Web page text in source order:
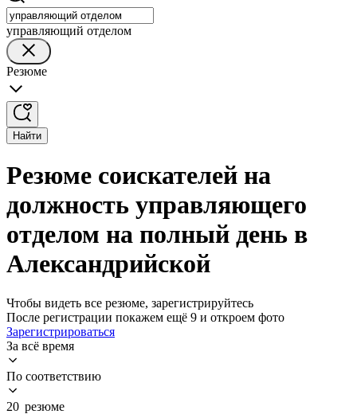
управляющий отделом
Резюме
Найти
Резюме соискателей на
должность управляющего
отделом на полный день в
Александрийской
Чтобы видеть все резюме, зарегистрируйтесь
После регистрации покажем ещё 9 и откроем фото
Зарегистрироваться
За всё время
По соответствию
20 резюме